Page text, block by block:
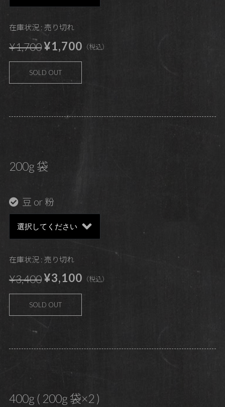
在庫状況 : 売り切れ
¥1,700¥1,700 （税込）
SOLD OUT
200g 袋
豆 or 粉
在庫状況 : 売り切れ
¥3,400¥3,100 （税込）
SOLD OUT
400g ( 200g 袋×2 )